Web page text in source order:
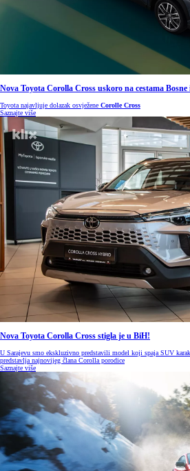
Nova Toyota Corolla Cross uskoro na cestama Bosne
Toyota najavljuje dolazak osvježene Corolle Cross
Saznajte više
Nova Toyota Corolla Cross stigla je u BiH!
U Sarajevu smo ekskluzivno predstavili model koji spaja SUV
predstavlja najnovijeg člana Corolla porodice
Saznajte više